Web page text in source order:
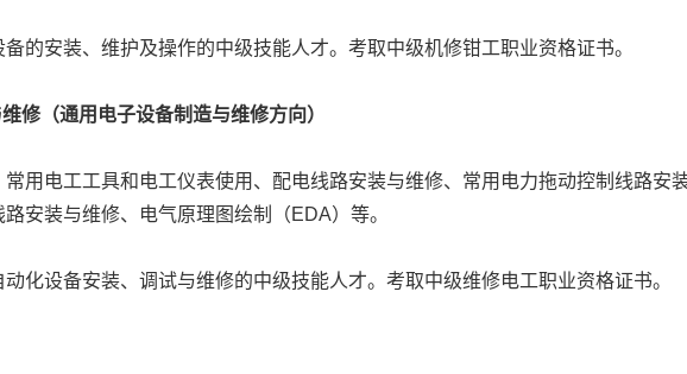
的安装、维护及操作的中级技能人才。考取中级机修钳工职业资格证书。
修（通用电子设备制造与维修方向）
用电工工具和电工仪表使用、配电线路安装与维修、常用电力拖动控制线路安
安装与维修、电气原理图绘制（EDA）等。
化设备安装、调试与维修的中级技能人才。考取中级维修电工职业资格证书。